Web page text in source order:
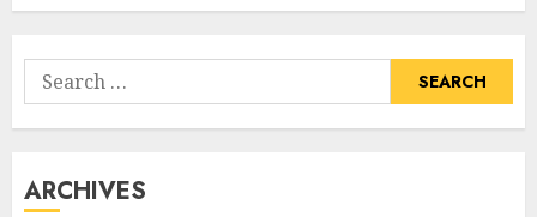
Tumbuhan
Search
for:
ARCHIVES